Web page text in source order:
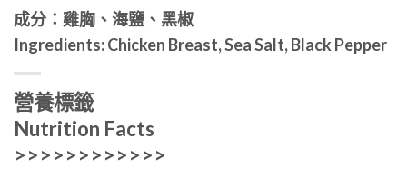
成分：雞胸、海鹽、黑椒
Ingredients: Chicken Breast, Sea Salt, Black Pepper
營養標籤
Nutrition Facts
>>>>>>>>>>>>